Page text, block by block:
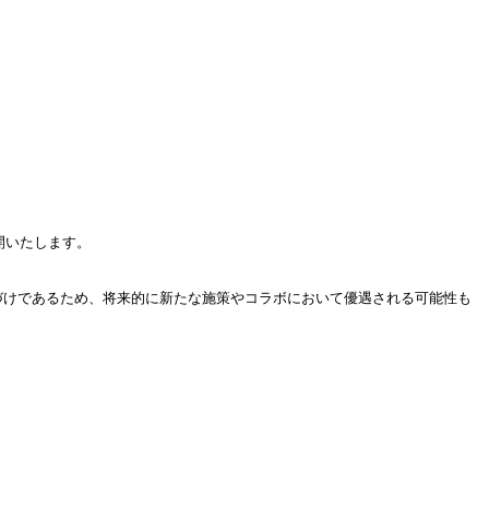
たします。
であるため、将来的に新たな施策やコラボにおいて優遇される可能性も